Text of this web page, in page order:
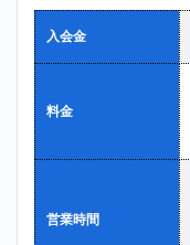
入会金
料金
営業時間